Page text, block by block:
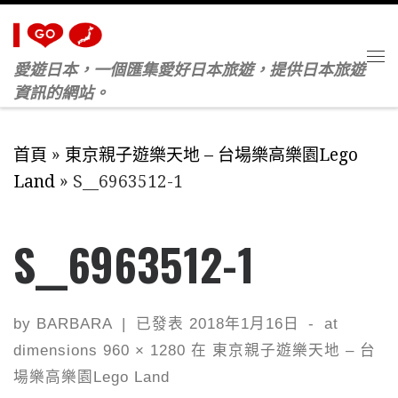
Skip to content
愛遊日本，一個匯集愛好日本旅遊，提供日本旅遊
資訊的網站。
首頁 » 東京親子遊樂天地 – 台場樂高樂園Lego
Land » S__6963512-1
S__6963512-1
by BARBARA | 已發表 2018年1月16日 -
at
dimensions 960 × 1280 在 東京親子遊樂天地 – 台
場樂高樂園Lego Land